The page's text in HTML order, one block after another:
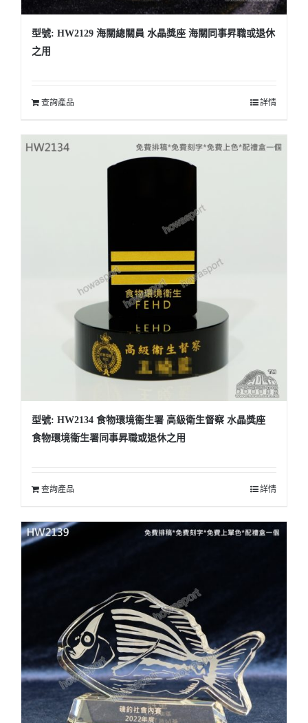
型號: HW2129 海關總關員 水晶獎座 海關同事昇職或退休
之用
查詢產品 詳情
型號: HW2134 食物環境衞生署 高級衛生督察 水晶獎座
食物環境衞生署同事昇職或退休之用
查詢產品 詳情